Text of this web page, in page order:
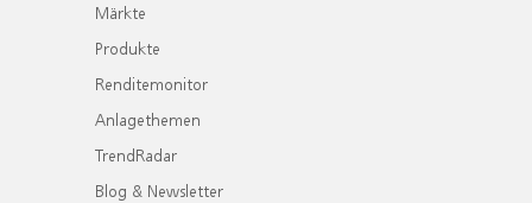
Märkte
Produkte
Renditemonitor
Anlagethemen
TrendRadar
Blog & Newsletter